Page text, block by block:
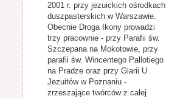
2001 r. przy jezuickich ośrodkach
duszpasterskich w Warszawie.
Obecnie Droga Ikony prowadzi
trzy pracownie - przy Parafii św.
Szczepana na Mokotowie, przy
parafii św. Wincentego Pallotiego
na Pradze oraz przy Glarii U
Jezuitów w Poznaniu -
zrzeszające twórców z całej